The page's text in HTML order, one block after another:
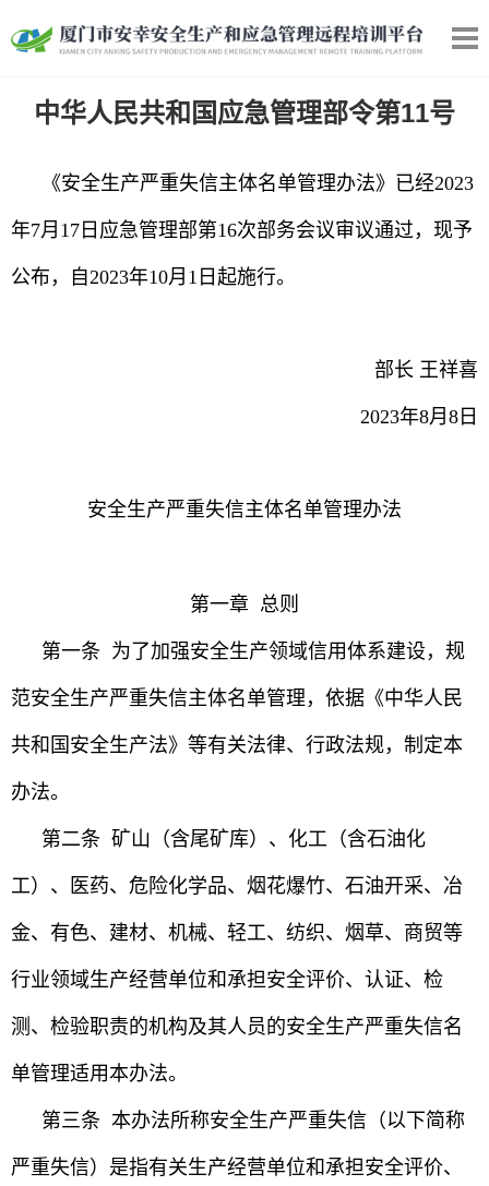
中华人民共和国应急管理部令第11号
《安全生产严重失信主体名单管理办法》已经2023
年7月17日应急管理部第16次部务会议审议通过，现予
公布，自2023年10月1日起施行。
部长 王祥喜
2023年8月8日
安全生产严重失信主体名单管理办法
第一章 总则
第一条 为了加强安全生产领域信用体系建设，规
范安全生产严重失信主体名单管理，依据《中华人民
共和国安全生产法》等有关法律、行政法规，制定本
办法。
第二条 矿山（含尾矿库）、化工（含石油化
工）、医药、危险化学品、烟花爆竹、石油开采、冶
金、有色、建材、机械、轻工、纺织、烟草、商贸等
行业领域生产经营单位和承担安全评价、认证、检
测、检验职责的机构及其人员的安全生产严重失信名
单管理适用本办法。
第三条 本办法所称安全生产严重失信（以下简称
严重失信）是指有关生产经营单位和承担安全评价、